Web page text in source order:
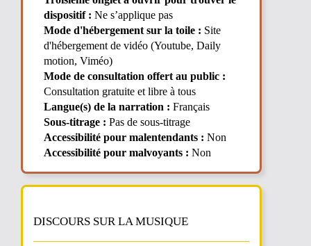
dispositif : Ne s’applique pas
Mode d'hébergement sur la toile : Site
d'hébergement de vidéo (Youtube, Daily
motion, Viméo)
Mode de consultation offert au public :
Consultation gratuite et libre à tous
Langue(s) de la narration : Français
Sous-titrage : Pas de sous-titrage
Accessibilité pour malentendants : Non
Accessibilité pour malvoyants : Non
DISCOURS SUR LA MUSIQUE